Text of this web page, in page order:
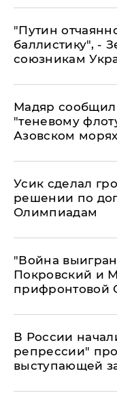
"Путин
баллистику", -
союзникам
Мадяр
"теневому
Азовском морях
Усик сделал
решении по
Олимпиадам
"Война
Покровский и
прифронтовой
В России
репрессии"
выступающей